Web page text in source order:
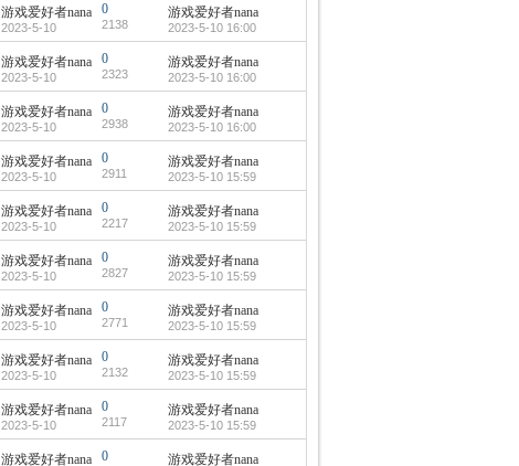
游戏爱好者nana
2023-5-10
0
2138
游戏爱好者nana
2023-5-10 16:00
游戏爱好者nana
2023-5-10
0
2323
游戏爱好者nana
2023-5-10 16:00
游戏爱好者nana
2023-5-10
0
2938
游戏爱好者nana
2023-5-10 16:00
游戏爱好者nana
2023-5-10
0
2911
游戏爱好者nana
2023-5-10 15:59
游戏爱好者nana
2023-5-10
0
2217
游戏爱好者nana
2023-5-10 15:59
游戏爱好者nana
2023-5-10
0
2827
游戏爱好者nana
2023-5-10 15:59
游戏爱好者nana
2023-5-10
0
2771
游戏爱好者nana
2023-5-10 15:59
游戏爱好者nana
2023-5-10
0
2132
游戏爱好者nana
2023-5-10 15:59
游戏爱好者nana
2023-5-10
0
2117
游戏爱好者nana
2023-5-10 15:59
游戏爱好者nana 0 游戏爱好者nana